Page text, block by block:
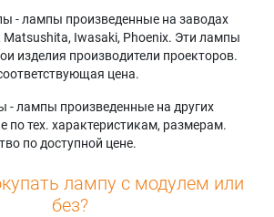
- лампы произведенные на заводах
Matsushita, Iwasaki, Phoenix. Эти лампы
изделия производители проекторов.
цена.
лампы произведенные на других
по тех. характеристикам, размерам.
по доступной цене.
лампу с модулем или
без?